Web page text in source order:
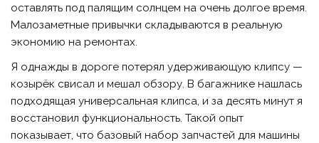
оставлять под палящим солнцем на очень долгое время.
Малозаметные привычки складываются в реальную
экономию на ремонтах.
Я однажды в дороге потерял удерживающую клипсу —
козырёк свисал и мешал обзору. В багажнике нашлась
подходящая универсальная клипса, и за десять минут я
восстановил функциональность. Такой опыт
показывает, что базовый набор запчастей для машины